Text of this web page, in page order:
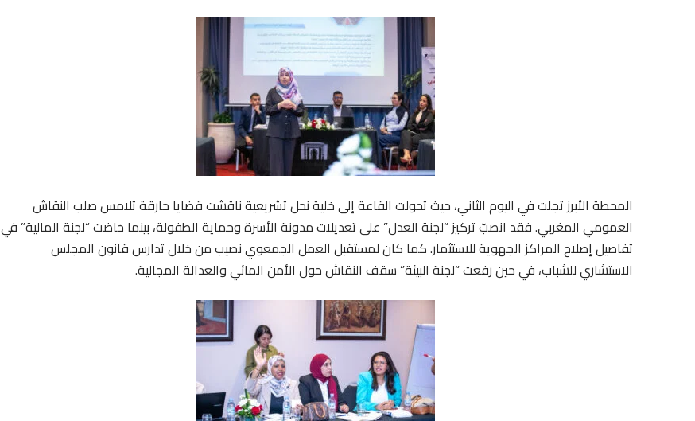
المحطة الأبرز تجلت في اليوم الثاني، حيث تحولت القاعة إلى خلية نحل تشريعية ناقشت قضايا حارقة تلامس صلب النقاش
العمومي المغربي. فقد انصبّ تركيز “لجنة العدل” على تعديلات مدونة الأسرة وحماية الطفولة، بينما خاضت “لجنة المالية” في
تفاصيل إصلاح المراكز الجهوية للاستثمار. كما كان لمستقبل العمل الجمعوي نصيب من خلال تدارس قانون المجلس
الاستشاري للشباب، في حين رفعت “لجنة البيئة” سقف النقاش حول الأمن المائي والعدالة المجالية.